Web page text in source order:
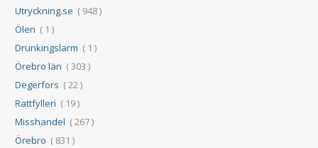
Utryckning.se ( 948 )
Ölen ( 1 )
Drunkingslarm ( 1 )
Örebro län ( 303 )
Degerfors ( 22 )
Rattfylleri ( 19 )
Misshandel ( 267 )
Örebro ( 831 )